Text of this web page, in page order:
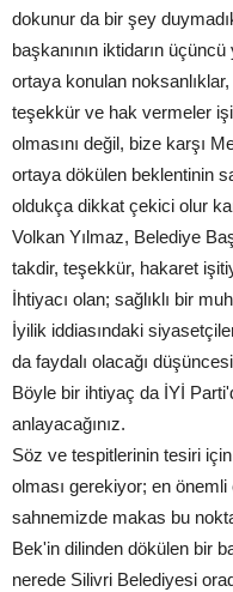
dokunur da bir şey
başkanının iktidarın
ortaya konulan noksanlıklar,
teşekkür ve hak vermeler
olmasını değil, bize karşı
ortaya dökülen beklentinin
oldukça dikkat çekici olur
Volkan Yılmaz, Belediye
takdir, teşekkür, hakaret
İhtiyacı olan; sağlıklı bir
İyilik iddiasındaki
da faydalı olacağı
Böyle bir ihtiyaç da İYİ
anlayacağınız.
Söz ve tespitlerinin tesiri
olması gerekiyor; en
sahnemizde makas bu
Bek'in dilinden dökülen bir
nerede Silivri Belediyesi